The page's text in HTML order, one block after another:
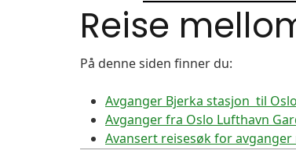
Reise
På denne siden finner du:
Avganger Bjerka stasjon til
Avganger fra Oslo Lufthavn
Avansert reisesøk for